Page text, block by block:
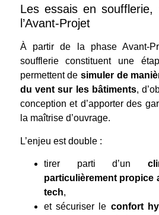
Les essais en
l’Avant-Projet
À partir de la phase Avant-
soufflerie constituent une
permettent de simuler de
du vent sur les bâtiments,
conception et d’apporter des
la maîtrise d’ouvrage.
L’enjeu est double :
tirer parti d’un
particulièrement propice
tech,
et sécuriser le confort